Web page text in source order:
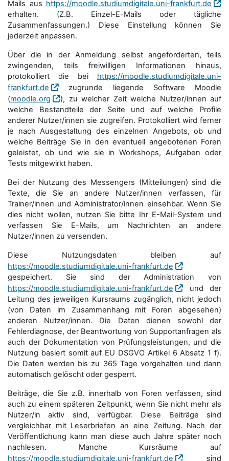
Mails aus https://moodle.studiumdigitale.uni-frankfurt.de
erhalten. (Z.B. Einzel-E-Mails oder tägliche
Zusammenfassungen.) Diese Einstellung können Sie
jederzeit anpassen.
Über die in der Anmeldung selbst angeforderten, teils
zwingenden, teils freiwilligen Informationen hinaus,
protokolliert die bei https://moodle.studiumdigitale.uni-
frankfurt.de
zugrunde liegende Software Moodle
(moodle.org
), zu welcher Zeit welche Nutzer/innen auf
welche Bestandteile der Seite und auf welche Profile
anderer Nutzer/innen sie zugreifen. Protokolliert wird ferner
je nach Ausgestaltung des einzelnen Angebots, ob und
welche Beiträge Sie in den eventuell angebotenen Foren
geleistet, ob und wie sie in Workshops, Aufgaben oder
Tests mitgewirkt haben.
Bei der Nutzung des Messengers (Mitteilungen) sind die
Texte, die Sie an andere Nutzer/innen verfassen, für
Trainer/innen und Administrator/innen einsehbar. Wenn Sie
dies nicht wollen, nutzen Sie bitte Ihr E-Mail-System und
verfassen Sie E-Mails, um Nachrichten an andere
Nutzer/innen zu versenden.
Diese Nutzungsdaten bleiben auf
https://moodle.studiumdigitale.uni-frankfurt.de
gespeichert. Sie sind der Administration von
https://moodle.studiumdigitale.uni-frankfurt.de
und der
Leitung des jeweiligen Kursraums zugänglich, nicht jedoch
(von Daten im Zusammenhang mit Foren abgesehen)
anderen Nutzer/innen. Die Daten dienen sowohl der
Fehlerdiagnose, der Beantwortung von Supportanfragen als
auch der Dokumentation von Prüfungsleistungen, und die
Nutzung basiert somit auf EU DSGVO Artikel 6 Absatz 1 f).
Die Daten werden bis zu 365 Tage vorgehalten und dann
automatisch gelöscht oder gesperrt.
Beiträge, die Sie z.B. innerhalb von Foren verfassen, sind
auch zu einem späteren Zeitpunkt, wenn Sie nicht mehr als
Nutzer/in aktiv sind, verfügbar. Diese Beiträge sind
vergleichbar mit Leserbriefen an eine Zeitung. Nach der
Veröffentlichung kann man diese auch Jahre später noch
nachlesen. Manche Kursräume auf
https://moodle.studiumdigitale.uni-frankfurt.de
sind